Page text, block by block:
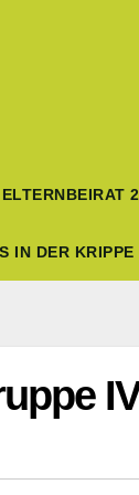
ELTERNBEIRAT
IN DER KRIPPE